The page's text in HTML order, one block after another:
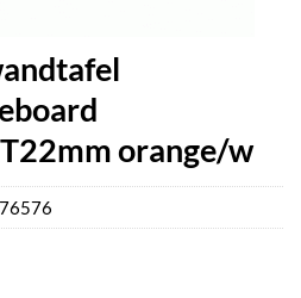
orange/w